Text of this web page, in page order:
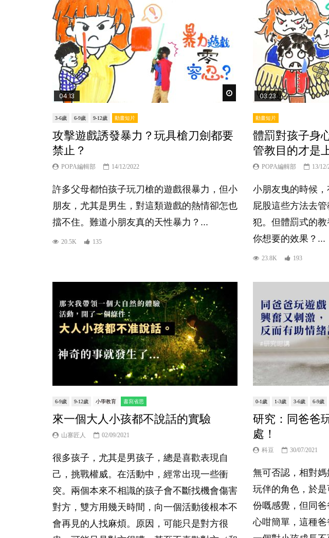
Watch Later
04:13
3-6歲 6-9歲 9-12歲 動畫短片
攻擊遊戲誘發暴力？玩具槍刀劍都要
禁止？
POPA編輯部 14/12/2022
許多父母都怕孩子玩刀槍的遊戲很暴力，但小
朋友，尤其是男生，對這類遊戲的熱情卻怎也
擋不住。難道小朋友真的天性暴力？...
20.5K 135
03:23
動畫短片
體罰對孩子身
管教目的才是
POPA編輯部 13/12/
小朋友曳的時候
屁股這些方法去
犯。但體罰式的
你想要的效果？...
23.8K 193
6-9歲 9-12歲 小學教育 書寫省思
來一個大人小孩都不說話的實驗
山寨匠人 02/09/2021
很多孩子，尤其是男孩子，總是喜歡表現自
己，挑戰權威。在活動中，經常出現一些衝
突。兩個本來不相識的孩子會不斷找機會傷害
對方，雙方用幾天時間，向一個活動後根本不
會再見的人找麻煩。原因，可能只是對方很
0-1歲 1-3歲 3-6歲 6-9歲
研究：同爸爸
處！
科豆 30/07/2021
無可否認，相對
玩伴的角色，於
份嘅感覺，但同
心咁簡單，這種